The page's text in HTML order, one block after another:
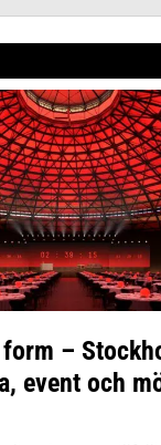
–
event och